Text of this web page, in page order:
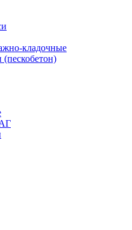
кладочные